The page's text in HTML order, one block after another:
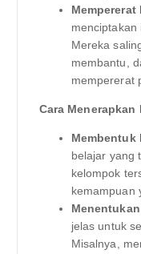
Mempererat
menciptakan
Mereka
membantu,
mempererat
Cara
Membentuk
belajar yang
kelompok
kemampuan
jelas untuk
Misalnya,